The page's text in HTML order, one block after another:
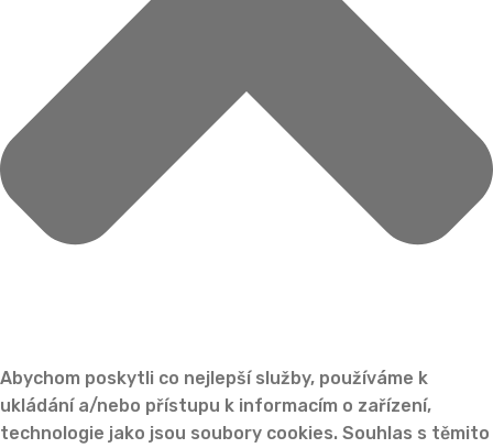
Abychom poskytli co nejlepší služby, používáme k
ukládání a/nebo přístupu k informacím o zařízení,
technologie jako jsou soubory cookies. Souhlas s těmito